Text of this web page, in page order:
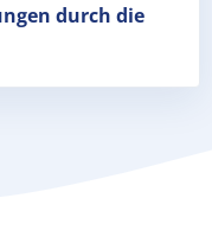
durch die